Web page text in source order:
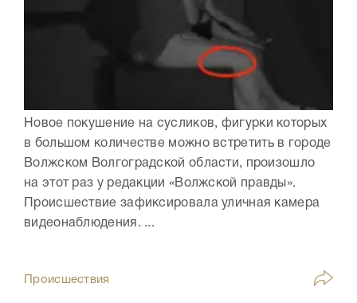
Новое покушение на сусликов, фигурки которых
в большом количестве можно встретить в городе
Волжском Волгоградской области, произошло
на этот раз у редакции «Волжской правды».
Происшествие зафиксировала уличная камера
видеонаблюдения. ...
Происшествия